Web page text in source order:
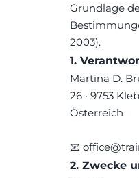
Grundlage
2003).
1.
Martina D.
26 · 9753
Österreich
📧
2. Zwecke